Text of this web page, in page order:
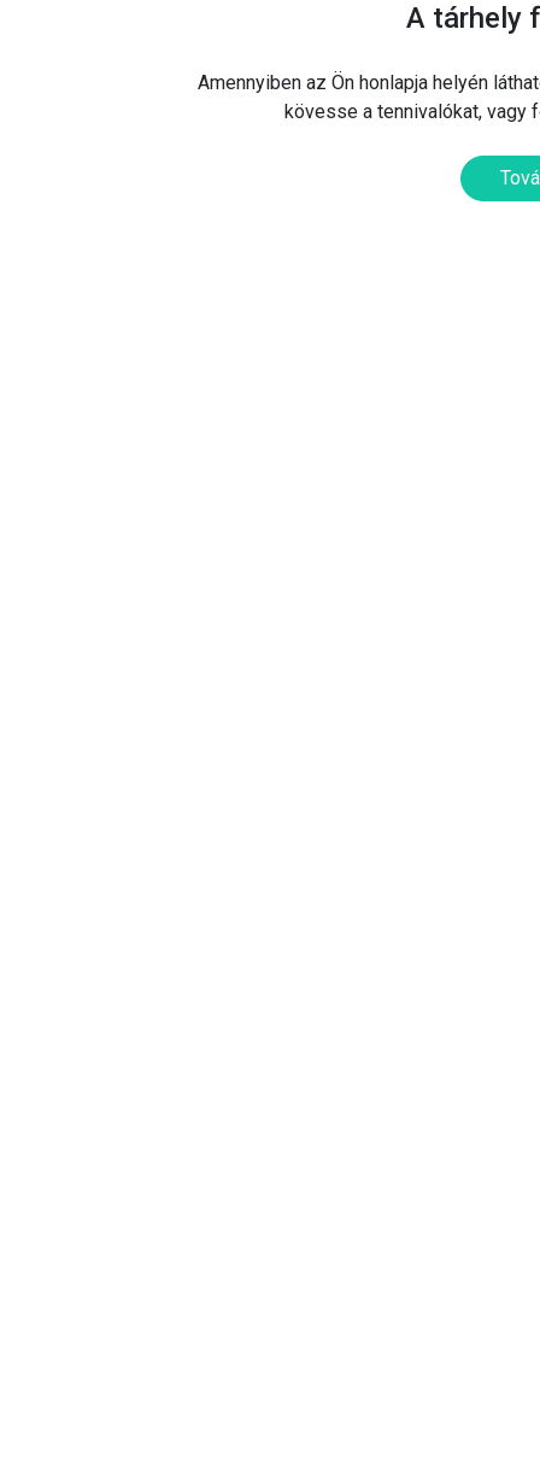
A tárhely
Amennyiben az Ön honlapja helyén
kövesse a tennivalókat, vagy